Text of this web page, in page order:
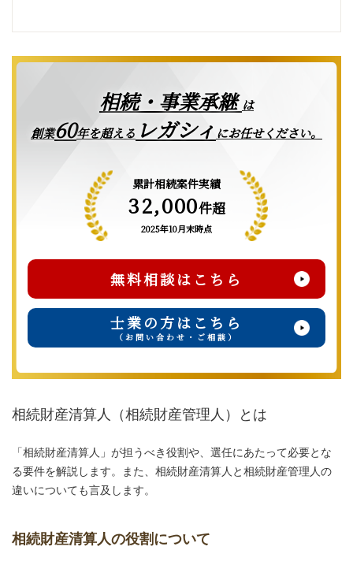
相続・事業承継は
創業60年を超える レガシィ にお任せください。
累計相続案件実績
32,000件超
2025年10月末時点
無料相談はこちら
士業の方はこちら
（お問い合わせ・ご相談）
相続財産清算人（相続財産管理人）とは
「相続財産清算人」が担うべき役割や、選任にあたって必要とな
る要件を解説します。また、相続財産清算人と相続財産管理人の
違いについても言及します。
相続財産清算人の役割について